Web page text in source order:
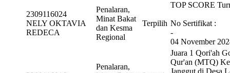
2309116024
NELY OKTAVIA
REDECA
Penalaran,
Minat Bakat
dan Kesma
Regional
Terpilih
TOP SCORE
No Sertifikat :
-
04 November
Penalaran,
Juara 1 Qori'ah
Qur'an (MTQ)